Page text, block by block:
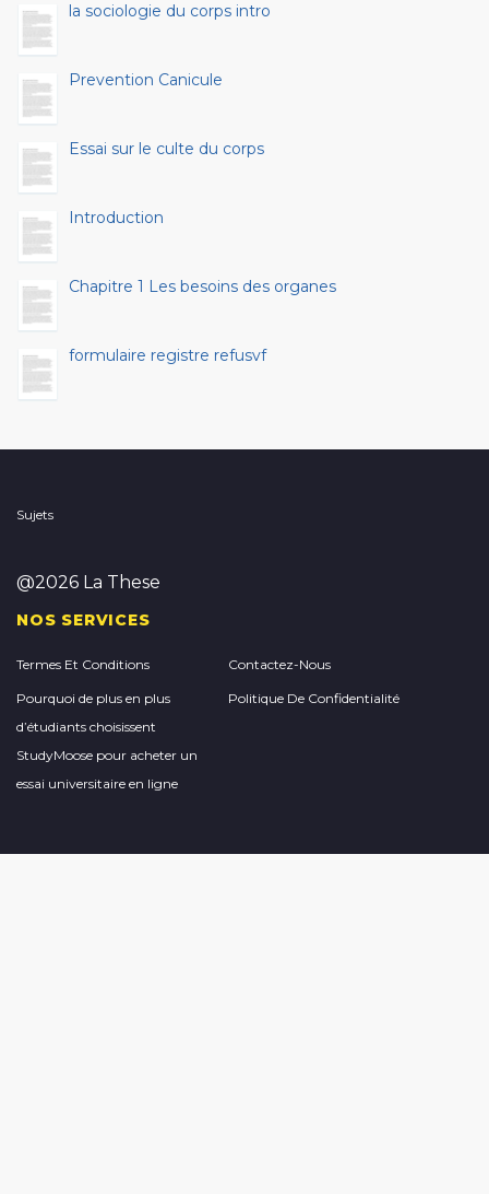
la sociologie du corps intro
Prevention Canicule
Essai sur le culte du corps
Introduction
Chapitre 1 Les besoins des organes
formulaire registre refusvf
Sujets
@2026 La These
NOS SERVICES
Termes Et Conditions Contactez-Nous
Pourquoi de plus en plus
d’étudiants choisissent
StudyMoose pour acheter un
essai universitaire en ligne
Politique De Confidentialité